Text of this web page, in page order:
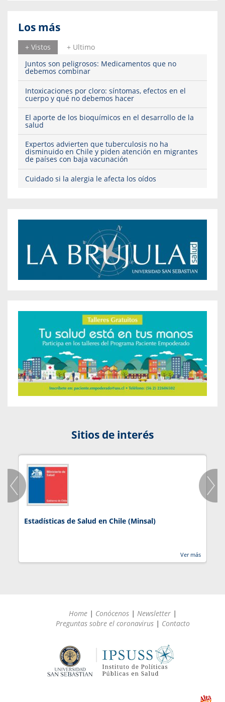
Los más
+ Vistos
+ Ultimo
Juntos son peligrosos: Medicamentos que no
debemos combinar
Intoxicaciones por cloro: síntomas, efectos en el
cuerpo y qué no debemos hacer
El aporte de los bioquímicos en el desarrollo de la
salud
Expertos advierten que tuberculosis no ha
disminuido en Chile y piden atención en migrantes
de países con baja vacunación
Cuidado si la alergia le afecta los oídos
Sitios de interés
Estadísticas de Salud en Chile (Minsal)
Ver más
Home | Conócenos | Newsletter |
Preguntas sobre el coronavirus | Contacto